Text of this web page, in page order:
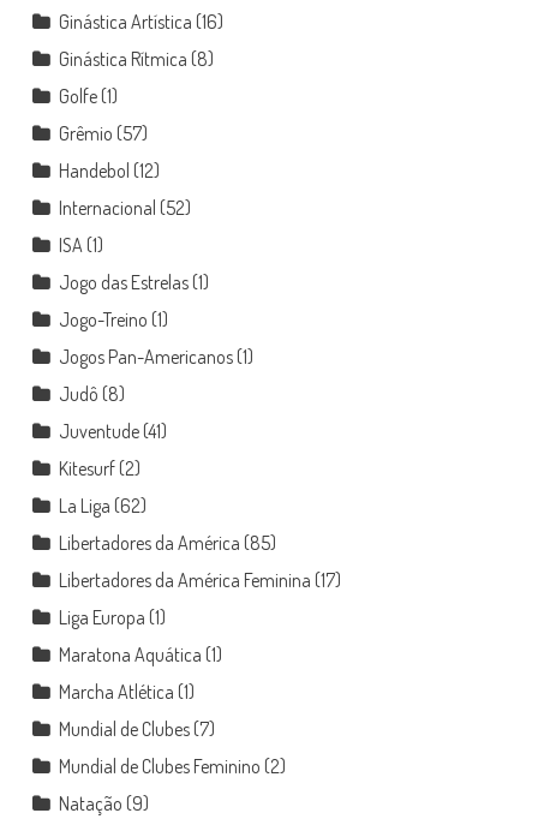
Ginástica Artística (16)
Ginástica Rítmica (8)
Golfe(1)
Grêmio (57)
Handebol (12)
Internacional (52)
ISA(1)
Jogo das Estrelas(1)
Jogo-Treino (1)
Jogos Pan-Americanos(1)
Judô (8)
Juventude(41)
Kitesurf(2)
La Liga (62)
Libertadores da América (85)
Libertadores da América Feminina (17)
Liga Europa (1)
Maratona Aquática (1)
Marcha Atlética (1)
Mundial de Clubes(7)
Mundial de Clubes Feminino (2)
Natação (9)